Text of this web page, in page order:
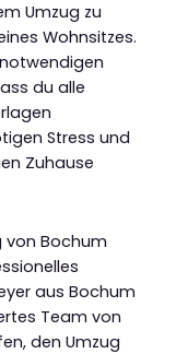
Umzug zu
Wohnsitzes.
du alle
Stress und
Zuhause
von Bochum
aus Bochum
Team von
den Umzug